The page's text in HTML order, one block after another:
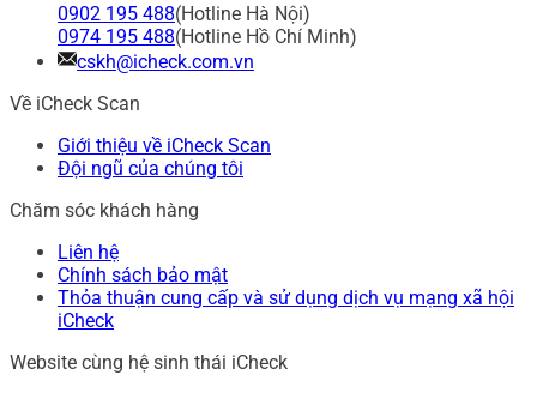
0902 195 488(Hotline Hà Nội)
0974 195 488(Hotline Hồ Chí Minh)
cskh@icheck.com.vn
Về iCheck Scan
Giới thiệu về iCheck Scan
Đội ngũ của chúng tôi
Chăm sóc khách hàng
Liên hệ
Chính sách bảo mật
Thỏa thuận cung cấp và sử dụng dịch vụ mạng xã hội
iCheck
Website cùng hệ sinh thái iCheck